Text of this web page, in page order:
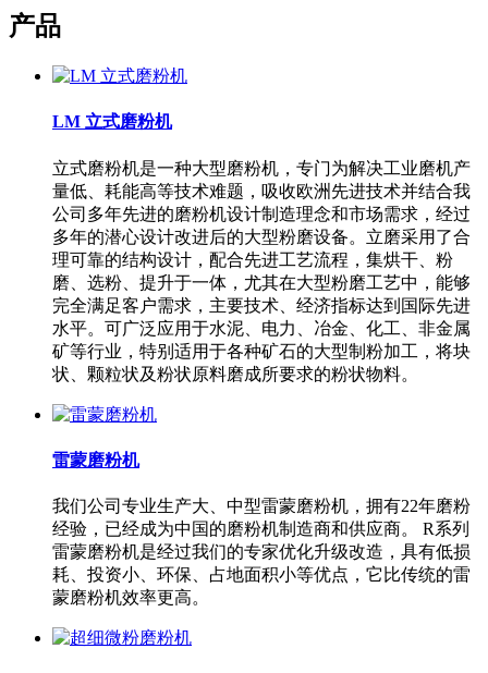
产品
LM 立式磨粉机
立式磨粉机是一种大型磨粉机，专门为解决工业磨机产
量低、耗能高等技术难题，吸收欧洲先进技术并结合我
公司多年先进的磨粉机设计制造理念和市场需求，经过
多年的潜心设计改进后的大型粉磨设备。立磨采用了合
理可靠的结构设计，配合先进工艺流程，集烘干、粉
磨、选粉、提升于一体，尤其在大型粉磨工艺中，能够
完全满足客户需求，主要技术、经济指标达到国际先进
水平。可广泛应用于水泥、电力、冶金、化工、非金属
矿等行业，特别适用于各种矿石的大型制粉加工，将块
状、颗粒状及粉状原料磨成所要求的粉状物料。
雷蒙磨粉机
我们公司专业生产大、中型雷蒙磨粉机，拥有22年磨粉
经验，已经成为中国的磨粉机制造商和供应商。 R系列
雷蒙磨粉机是经过我们的专家优化升级改造，具有低损
耗、投资小、环保、占地面积小等优点，它比传统的雷
蒙磨粉机效率更高。